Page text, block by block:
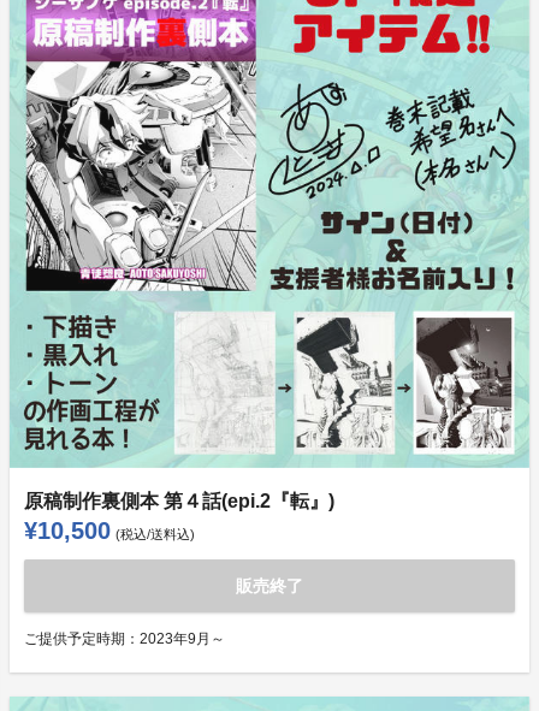
原稿制作裏側本 第４話(epi.2『転』)
¥10,500 (税込/送料込)
販売終了
ご提供予定時期： 2023年9月～